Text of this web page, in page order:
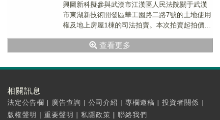
興圖新科擬參與武漢市江漢區人民法院關于武漢
市東湖新技術開發區華工園路二路7號的土地使用
權及地上房屋1棟的司法拍賣。本次拍賣起拍價為
保證金為500萬元。
查看更多
相關訊息
法定公告欄 | 廣告查詢 | 公司介紹 | 專欄邀稿 | 投資者關係 |
版權聲明 | 重要聲明 | 私隱政策 | 聯絡我們